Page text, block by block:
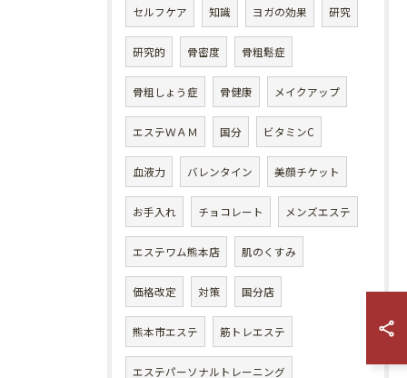
セルフケア 知識 ヨガの効果 研究
研究的 骨密度 骨粗鬆症
骨粗しょう症 骨健康 メイクアップ
エステＷＡＭ 国分 ビタミンC
血液力 バレンタイン 美顔チケット
お手入れ チョコレート メンズエステ
エステワム熊本店 肌のくすみ
価格改定 対策 国分店
熊本市エステ 筋トレエステ
エステパーソナルトレーニング